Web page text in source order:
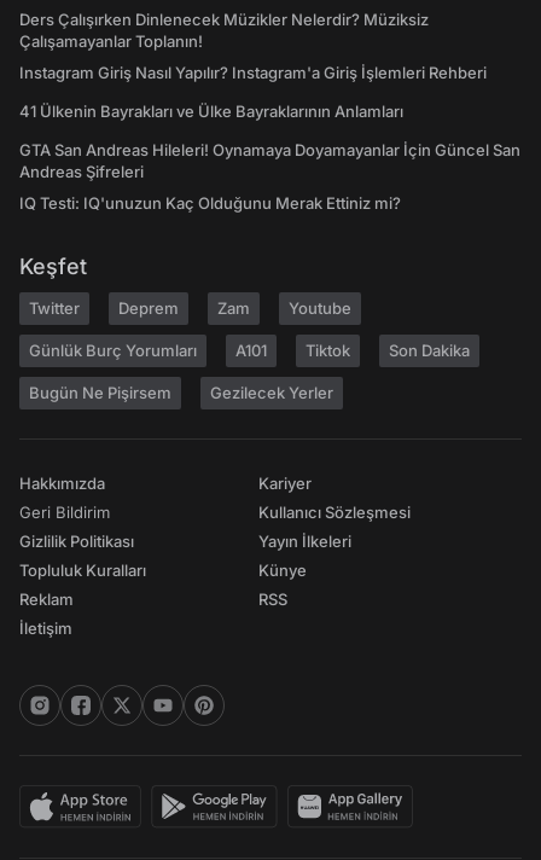
Ders Çalışırken Dinlenecek Müzikler Nelerdir? Müziksiz
Çalışamayanlar Toplanın!
Instagram Giriş Nasıl Yapılır? Instagram'a Giriş İşlemleri Rehberi
41 Ülkenin Bayrakları ve Ülke Bayraklarının Anlamları
GTA San Andreas Hileleri! Oynamaya Doyamayanlar İçin Güncel San
Andreas Şifreleri
IQ Testi: IQ'unuzun Kaç Olduğunu Merak Ettiniz mi?
Keşfet
Twitter Deprem Zam Youtube
Günlük Burç Yorumları A101 Tiktok Son Dakika
Bugün Ne Pişirsem Gezilecek Yerler
Hakkımızda
Geri Bildirim
Gizlilik Politikası
Topluluk Kuralları
Reklam
İletişim
Kariyer
Kullanıcı Sözleşmesi
Yayın İlkeleri
Künye
RSS